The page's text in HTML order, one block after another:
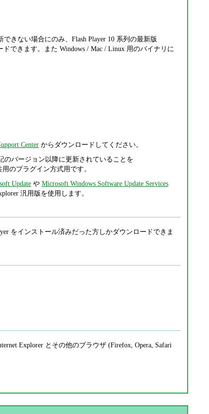
きない場合にのみ、Flash Player 10 系列の最新版
できます。また Windows / Mac / Linux 用のバイナリに
Centerからダウンロードしてください。
のバージョン以降に更新されていることを
のプラグイン方式用です。
Updateや Microsoft Windows Software Update Services
汎用版を使用します。
をインストール済みだった方しかダウンロードできま
Explorer とその他のブラウザ (Firefox, Opera, Safari